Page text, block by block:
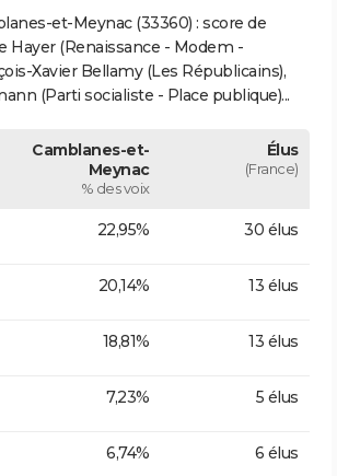
et-Meynac (33360) : score de
Hayer (Renaissance - Modem -
Xavier Bellamy (Les Républicains),
(Parti socialiste - Place publique)...
Camblanes-et-
Meynac
% des voix
Élus
(France)
22,95% 30 élus
20,14% 13 élus
18,81% 13 élus
7,23% 5 élus
6,74% 6 élus